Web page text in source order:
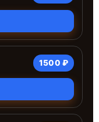
1500 ₽